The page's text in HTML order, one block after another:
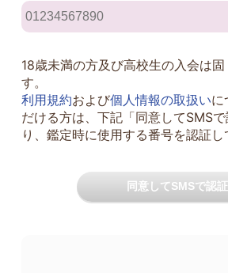
18歳未満の方及び高校生の入会は
す。
利用規約および個人情報の取扱いに
だける方は、下記「同意してSMS
り、鑑定時に使用する番号を認証し
同意してSMSで認証